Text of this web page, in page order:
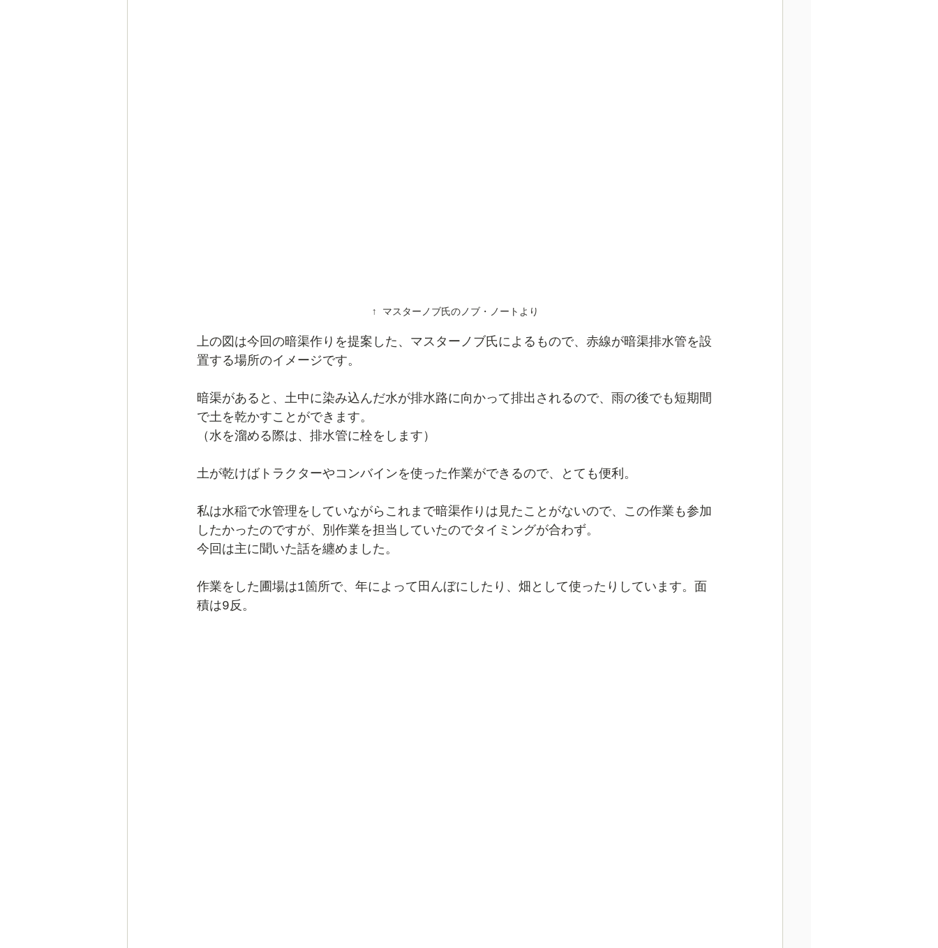
↑ マスターノブ氏のノブ・ノートより
上の図は今回の暗渠作りを提案した、マスターノブ氏によるもので、赤線が暗渠排水管を設
置する場所のイメージです。
暗渠があると、土中に染み込んだ水が排水路に向かって排出されるので、雨の後でも短期間
で土を乾かすことができます。
（水を溜める際は、排水管に栓をします）
土が乾けばトラクターやコンバインを使った作業ができるので、とても便利。
私は水稲で水管理をしていながらこれまで暗渠作りは見たことがないので、この作業も参加
したかったのですが、別作業を担当していたのでタイミングが合わず。
今回は主に聞いた話を纏めました。
作業をした圃場は1箇所で、年によって田んぼにしたり、畑として使ったりしています。面
積は9反。